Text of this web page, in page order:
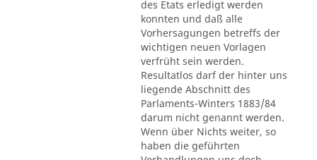
des Etats erledigt werden
konnten und daß alle
Vorhersagungen betreffs der
wichtigen neuen Vorlagen
verfrüht sein werden.
Resultatlos darf der hinter uns
liegende Abschnitt des
Parlaments-Winters 1883/84
darum nicht genannt werden.
Wenn über Nichts weiter, so
haben die geführten